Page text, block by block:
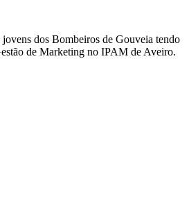
jovens dos Bombeiros de Gouveia tendo
de Marketing no IPAM de Aveiro.